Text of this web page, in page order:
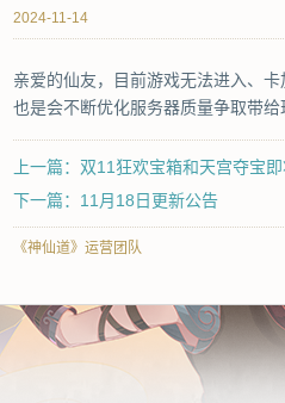
2024-11-14
亲爱的仙友，目前游戏无法进入、
也是会不断优化服务器质量争取带
上一篇：双11狂欢宝箱和天宫夺宝即
下一篇：11月18日更新公告
《神仙道》运营团队